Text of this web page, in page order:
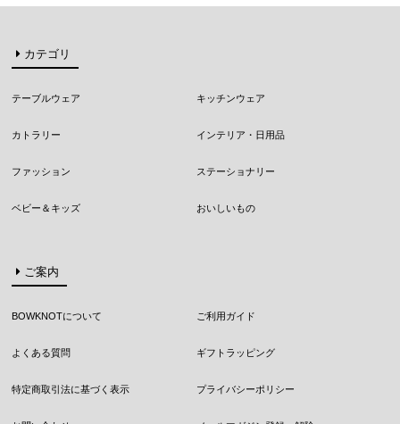
カテゴリ
テーブルウェア キッチンウェア
カトラリー インテリア・日用品
ファッション ステーショナリー
ベビー＆キッズ おいしいもの
ご案内
BOWKNOTについて ご利用ガイド
よくある質問 ギフトラッピング
特定商取引法に基づく表示 プライバシーポリシー